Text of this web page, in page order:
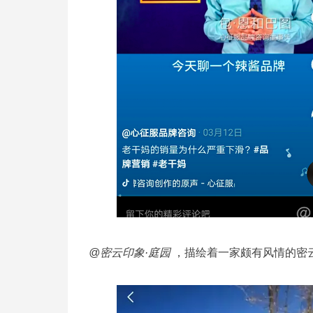
@密云印象·庭园，描绘着一家颇有风情的密